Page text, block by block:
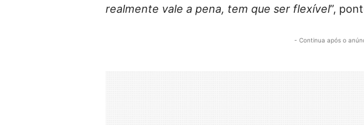
realmente vale a pena, tem que ser flexível”,
- Continua após o